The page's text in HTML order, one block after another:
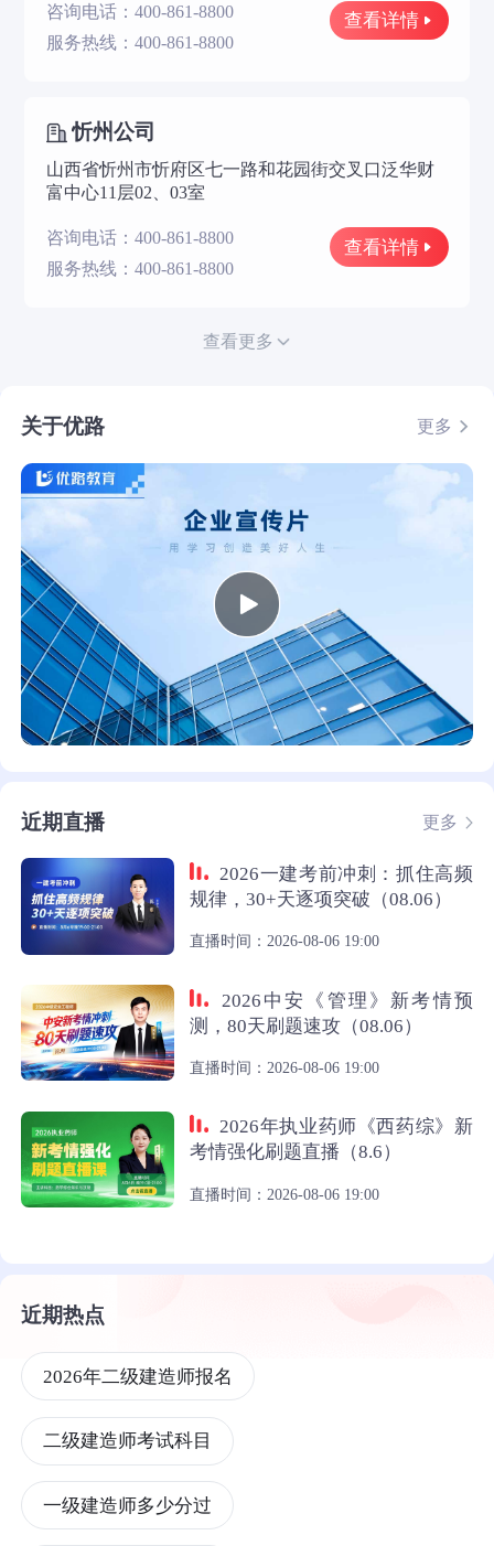
咨询电话：400-861-8800
服务热线：400-861-8800
查看详情
忻州公司
山西省忻州市忻府区七一路和花园街交叉口泛华财
富中心11层02、03室
咨询电话：400-861-8800
服务热线：400-861-8800
查看详情
查看更多
关于优路 更多
近期直播 更多
2026一建考前冲刺：抓住高频
规律，30+天逐项突破（08.06）
直播时间：2026-08-06 19:00
2026中安《管理》新考情预
测，80天刷题速攻（08.06）
直播时间：2026-08-06 19:00
2026年执业药师《西药综》新
考情强化刷题直播（8.6）
直播时间：2026-08-06 19:00
近期热点
2026年二级建造师报名
二级建造师考试科目
一级建造师多少分过